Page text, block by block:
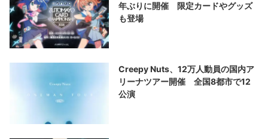
年ぶりに開催 限定カードやグッズ
も登場
Creepy Nuts、12万人動員の国内ア
リーナツアー開催 全国8都市で12
公演